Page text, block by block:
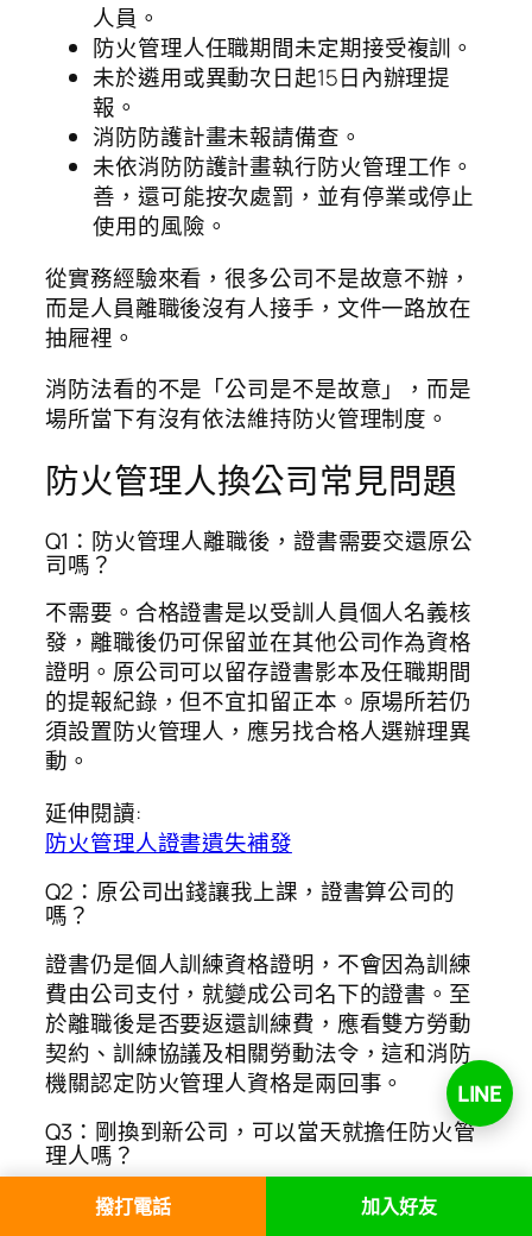
人員。
防火管理人任職期間未定期接受複訓。
未於遴用或異動次日起15日內辦理提
報。
消防防護計畫未報請備查。
未依消防防護計畫執行防火管理工作。
善，還可能按次處罰，並有停業或停止
使用的風險。
從實務經驗來看，很多公司不是故意不辦，
而是人員離職後沒有人接手，文件一路放在
抽屜裡。
消防法看的不是「公司是不是故意」，而是
場所當下有沒有依法維持防火管理制度。
防火管理人換公司常見問題
Q1：防火管理人離職後，證書需要交還原公
司嗎？
不需要。合格證書是以受訓人員個人名義核
發，離職後仍可保留並在其他公司作為資格
證明。原公司可以留存證書影本及任職期間
的提報紀錄，但不宜扣留正本。原場所若仍
須設置防火管理人，應另找合格人選辦理異
動。
延伸閱讀:
防火管理人證書遺失補發
Q2：原公司出錢讓我上課，證書算公司的
嗎？
證書仍是個人訓練資格證明，不會因為訓練
費由公司支付，就變成公司名下的證書。至
於離職後是否要返還訓練費，應看雙方勞動
契約、訓練協議及相關勞動法令，這和消防
機關認定防火管理人資格是兩回事。
Q3：剛換到新公司，可以當天就擔任防火管
理人嗎？
證書仍有效、職務屬管理或監督層次，且已
撥打電話 加入好友
LINE